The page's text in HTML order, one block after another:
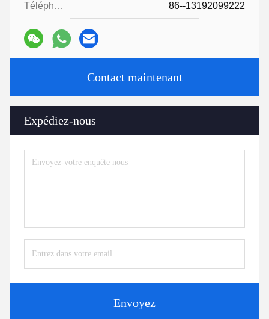
Téléphone: 86--13192099222
Contact maintenant
Expédiez-nous
Envoyez